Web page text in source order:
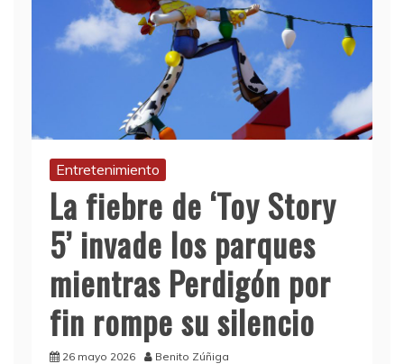
Entretenimiento
La fiebre de ‘Toy Story
5’ invade los parques
mientras Perdigón por
fin rompe su silencio
26 mayo 2026 Benito Zúñiga